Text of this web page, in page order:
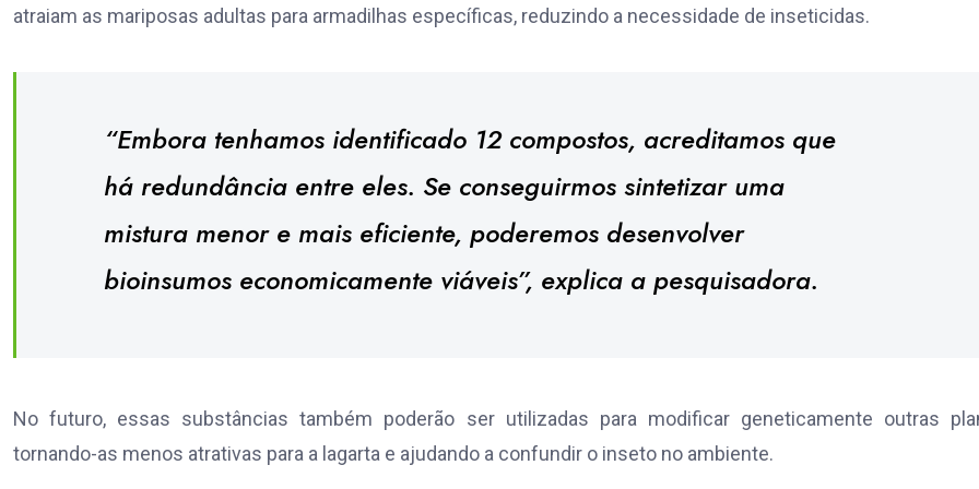
atraiam as mariposas adultas para armadilhas específicas, reduzindo a necessidade de inseticidas.
“Embora tenhamos identificado 12 compostos, acreditamos que
há redundância entre eles. Se conseguirmos sintetizar uma
mistura menor e mais eficiente, poderemos desenvolver
bioinsumos economicamente viáveis”, explica a pesquisadora.
No futuro, essas substâncias também poderão ser utilizadas para modificar geneticamente outras
tornando-as menos atrativas para a lagarta e ajudando a confundir o inseto no ambiente.